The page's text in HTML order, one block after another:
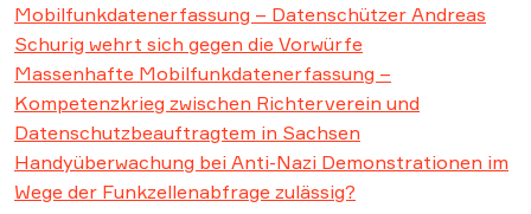
Mobilfunkdatenerfassung – Datenschützer Andreas
Schurig wehrt sich gegen die Vorwürfe
Massenhafte Mobilfunkdatenerfassung –
Kompetenzkrieg zwischen Richterverein und
Datenschutzbeauftragtem in Sachsen
Handyüberwachung bei Anti-Nazi Demonstrationen im
Wege der Funkzellenabfrage zulässig?